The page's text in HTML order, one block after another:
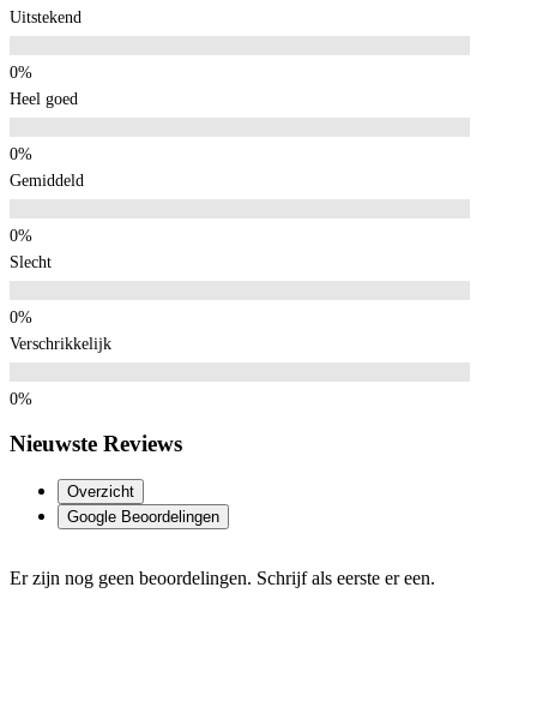
Uitstekend
Heel goed
Gemiddeld
Slecht
Verschrikkelijk
Nieuwste Reviews
Overzicht
Google Beoordelingen
Er zijn nog geen beoordelingen. Schrijf als eerste er een.